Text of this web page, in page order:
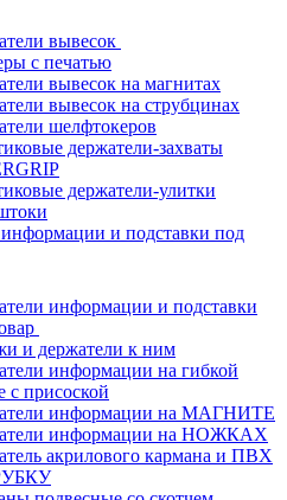
вывесок
с печатью
вывесок на магнитах
вывесок на струбцинах
шелфтокеров
держатели-захваты
держатели-улитки
и подставки под
информации и подставки
и держатели к ним
информации на гибкой
с присоской
информации на МАГНИТЕ
информации на НОЖКАХ
акрилового кармана и ПВХ